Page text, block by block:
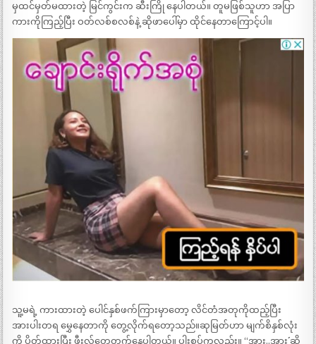
မှထင်မှတ်မထားတဲ့ မြင်ကွင်းက ဆီးကြို နေပါတယ်။ တူမဖြစ်သူဟာ အပြာ
ကားကိုကြည့်ပြီး ဝတ်လစ်စလစ်နဲ့ ဆိုဖာပေါ်မှာ ထိုင်နေတာကြောင့်ပါ။
သူ့မရဲ့ ကားထားတဲ့ ပေါင်နှစ်ဖက်ကြားမှာတော့ လိင်တံအတုကိုထည့်ပြီး
အားပါးတရ မွှေနေတာကို တွေ့လိုက်ရတော့သည်။ဆုမြတ်ဟာ မျက်စိနှစ်လုံး
ကို ပိတ်ထားပြီး ဖီးလ်တွေတက်နေပါတယ်။ ပါးစပ်ကလည်း။ “အား..အား´´ ဆို